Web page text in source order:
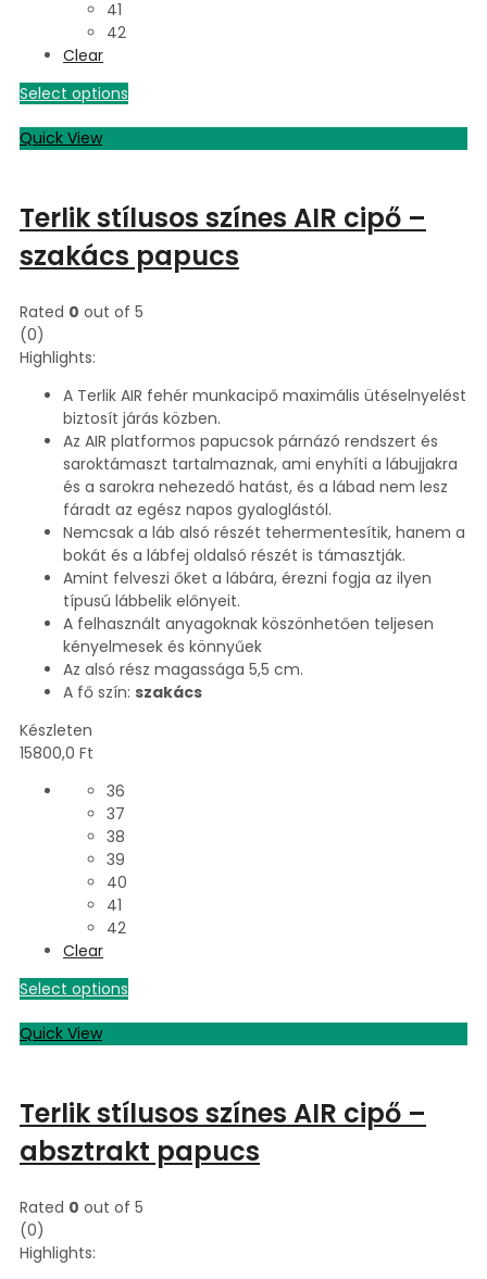
41
42
Clear
Select options
Quick View
Terlik stílusos színes AIR cipő –
szakács papucs
Rated 0 out of 5
(0)
Highlights:
A Terlik AIR fehér munkacipő maximális ütéselnyelést
biztosít járás közben.
Az AIR platformos papucsok párnázó rendszert és
saroktámaszt tartalmaznak, ami enyhíti a lábujjakra
és a sarokra nehezedő hatást, és a lábad nem lesz
fáradt az egész napos gyaloglástól.
Nemcsak a láb alsó részét tehermentesítik, hanem a
bokát és a lábfej oldalsó részét is támasztják.
Amint felveszi őket a lábára, érezni fogja az ilyen
típusú lábbelik előnyeit.
A felhasznált anyagoknak köszönhetően teljesen
kényelmesek és könnyűek
Az alsó rész magassága 5,5 cm.
A fő szín: szakács
Készleten
15800,0 Ft
36
37
38
39
40
41
42
Clear
Select options
Quick View
Terlik stílusos színes AIR cipő –
absztrakt papucs
Rated 0 out of 5
(0)
Highlights: